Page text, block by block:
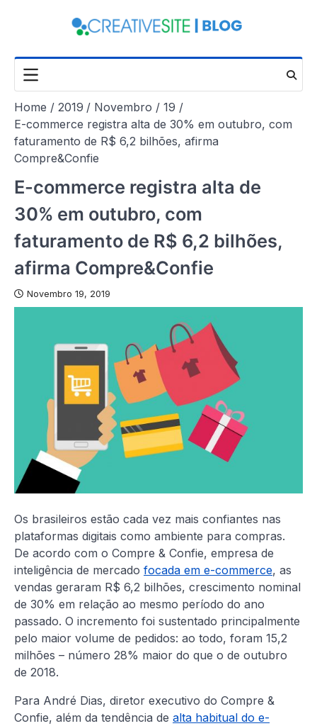
Home 2019 Novembro
19
E-commerce registra alta de 30% em outubro, com
faturamento de R$ 6,2 bilhões, afirma
Compre&Confie
E-commerce registra alta de
30% em outubro, com
faturamento de R$ 6,2 bilhões,
afirma Compre&Confie
Novembro 19, 2019
Os brasileiros estão cada vez mais confiantes nas
plataformas digitais como ambiente para compras.
De acordo com o Compre & Confie, empresa de
inteligência de mercado focada em e-commerce, as
vendas geraram R$ 6,2 bilhões, crescimento nominal
de 30% em relação ao mesmo período do ano
passado. O incremento foi sustentado principalmente
pelo maior volume de pedidos: ao todo, foram 15,2
milhões – número 28% maior do que o de outubro
de 2018.
Para André Dias, diretor executivo do Compre &
Confie, além da tendência de alta habitual do e-